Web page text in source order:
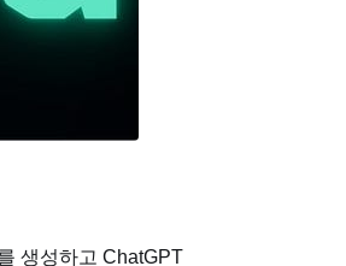
생성하고 ChatGPT